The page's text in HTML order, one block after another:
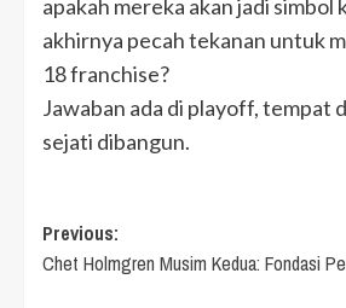
apakah mereka akan jadi simbol
akhirnya pecah tekanan untuk
18 franchise?
Jawaban ada di playoff, tempat
sejati dibangun.
Post
navigation
Previous:
Chet Holmgren Musim Kedua: Fondasi